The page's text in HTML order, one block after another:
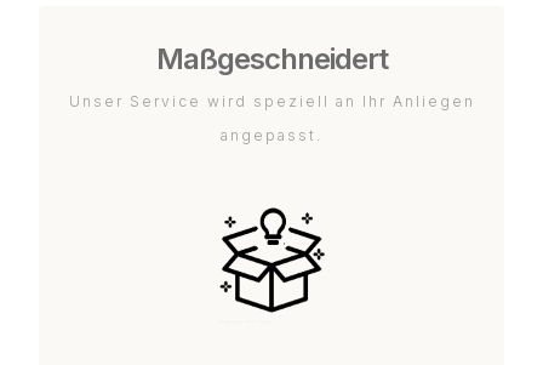
Maßgeschneidert
Unser Service wird speziell an Ihr Anliegen
angepasst.